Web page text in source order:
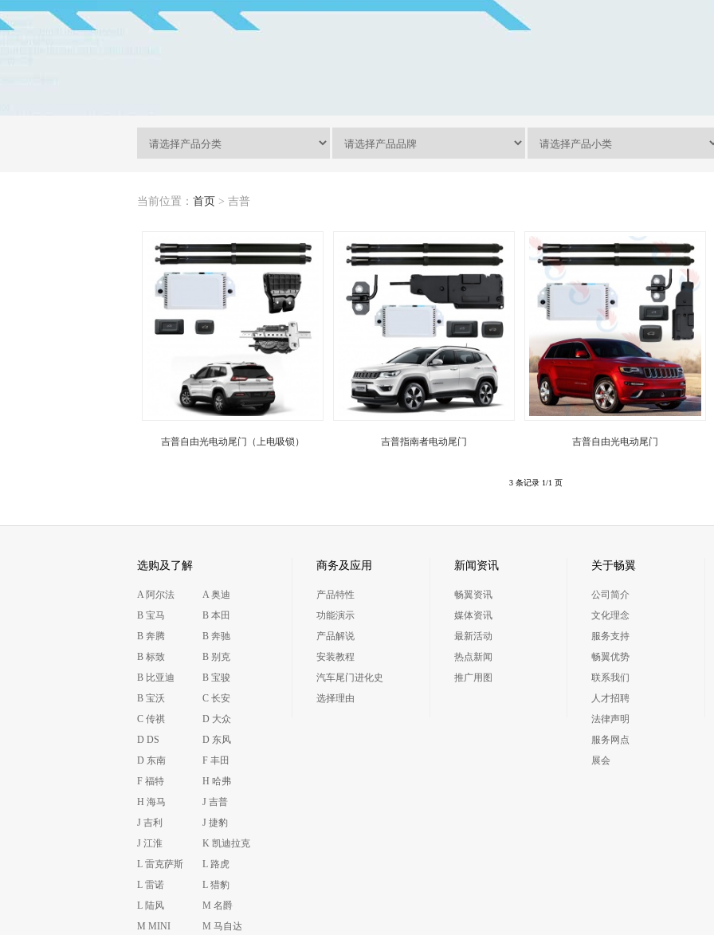
当前位置： 首页 > 吉普
吉普自由光电动尾门（上电吸锁） 吉普指南者电动尾门 吉普自由光电动尾门
3 条记录 1/1 页
选购及了解
A 阿尔法
A 奥迪
B 宝马
B 本田
B 奔腾
B 奔驰
B 标致
B 别克
B 比亚迪
B 宝骏
B 宝沃
C 长安
C 传祺
D 大众
D DS
D 东风
D 东南
F 丰田
F 福特
H 哈弗
H 海马
J 吉普
J 吉利
J 捷豹
J 江淮
K 凯迪拉克
L 雷克萨斯
L 路虎
L 雷诺
L 猎豹
L 陆风
M 名爵
M MINI
M 马自达
商务及应用
产品特性
功能演示
产品解说
安装教程
汽车尾门进化史
选择理由
新闻资讯
畅翼资讯
媒体资讯
最新活动
热点新闻
推广用图
关于畅翼
公司简介
文化理念
服务支持
畅翼优势
联系我们
人才招聘
法律声明
服务网点
展会